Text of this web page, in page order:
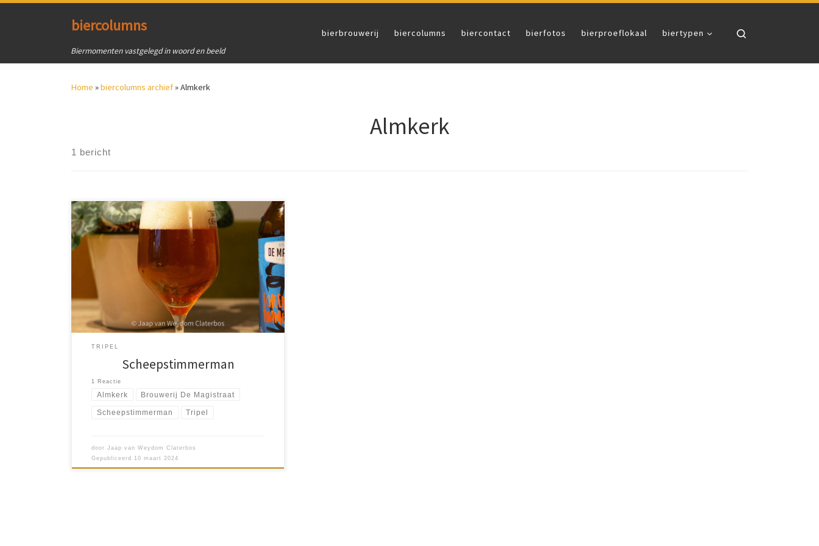
biercolumns
Biermomenten vastgelegd in woord en beeld
bierbrouwerij biercolumns biercontact bierfotos bierproeflokaal biertypen
Home »biercolumns archief»Almkerk
Almkerk
1 bericht
Een bezoek aan mijn favoriete Mitra in Almere Buiten
bracht mij thuis met een nieuwe voorraad bier. Onder
andere één fles De Magistraat Blond en twee flessen
De Magistraat Tripel. […]
TRIPEL
Scheepstimmerman
1 Reactie
Almkerk Brouwerij De Magistraat
Scheepstimmerman Tripel
doorJaap van Weydom Claterbos
Gepubliceerd 10 maart 2024